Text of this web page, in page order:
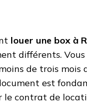
louer une box à
différents.
de trois mois
est
le contrat de